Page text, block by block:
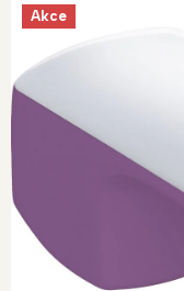
5
hviezdičiek.
Akce